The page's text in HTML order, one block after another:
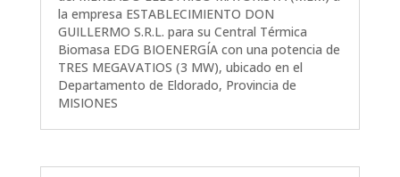
la empresa ESTABLECIMIENTO DON
GUILLERMO S.R.L. para su Central Térmica
Biomasa EDG BIOENERGÍA con una potencia de
TRES MEGAVATIOS (3 MW), ubicado en el
Departamento de Eldorado, Provincia de
MISIONES